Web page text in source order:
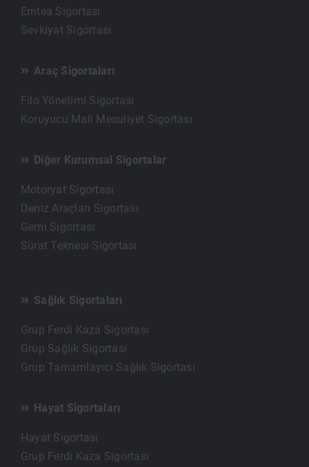
Emtea Sigortası
Sevkiyat Sigortası
Araç Sigortaları
Filo Yönetimi Sigortası
Koruyucu Mali Mesuliyet Sigortası
Diğer Kurumsal Sigortalar
Motoryat Sigortası
Deniz Araçları Sigortası
Gemi Sigortası
Sürat Teknesi Sigortası
Sağlık Sigortaları
Grup Ferdi Kaza Sigortası
Grup Sağlık Sigortası
Grup Tamamlayıcı Sağlık Sigortası
Hayat Sigortaları
Hayat Sigortası
Grup Ferdi Kaza Sigortası